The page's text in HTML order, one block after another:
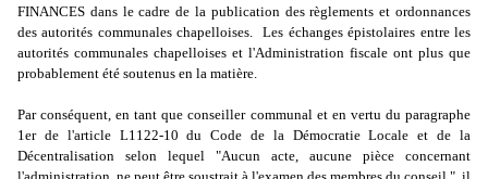
FINANCES dans le cadre de la publication des règlements et ordonnances
des autorités communales chapelloises. Les échanges épistolaires entre les
autorités communales chapelloises et l'Administration fiscale ont plus que
probablement été soutenus en la matière.
Par conséquent, en tant que conseiller communal et en vertu du paragraphe
1er de l'article L1122-10 du Code de la Démocratie Locale et de la
Décentralisation selon lequel "Aucun acte, aucune pièce concernant